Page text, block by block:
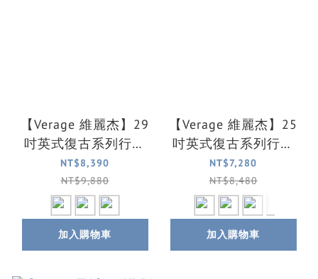
【Verage 維麗杰】29
吋英式復古系列行李
箱/旅行箱
NT$8,390
NT$9,880
加入購物車
【Verage 維麗杰】25
吋英式復古系列行李
箱/旅行箱(5色可選)
NT$7,280
NT$8,480
加入購物車